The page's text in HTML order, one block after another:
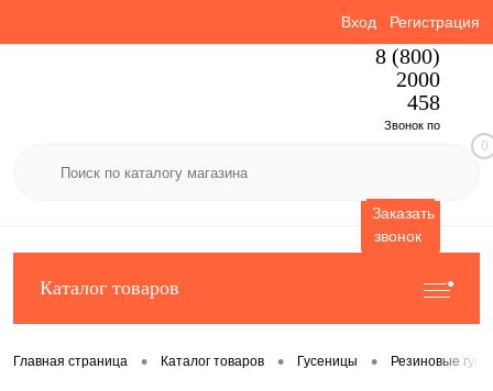
Вход Регистрация
8 (800)
2000
458
Звонок по
Заказать
звонок
0
Каталог товаров
Главная страница • Каталог товаров • Гусеницы • Резиновые